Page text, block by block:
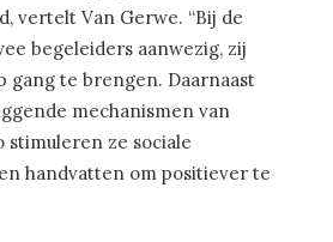
vertelt Van Gerwe. “Bij de
begeleiders aanwezig, zij
gang te brengen. Daarnaast
mechanismen van
stimuleren ze sociale
handvatten om positiever te